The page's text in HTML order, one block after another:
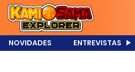
NOVIDADES ENTREVISTAS